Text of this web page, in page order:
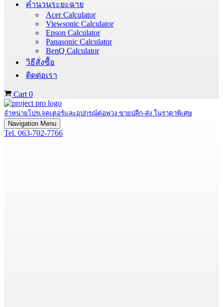
คำนวนระยะฉาย
Acer Calculator
Viewsonic Calculator
Epson Calculator
Panasonic Calculator
BenQ Calculator
วิธีสั่งซื้อ
ติดต่อเรา
Cart 0
จำหน่ายโปรเจคเตอร์และอุปกรณ์ต่อพ่วง ขายปลีก-ส่ง ในราคาพิเศษ
Navigation Menu
Tel. 063-702-7766